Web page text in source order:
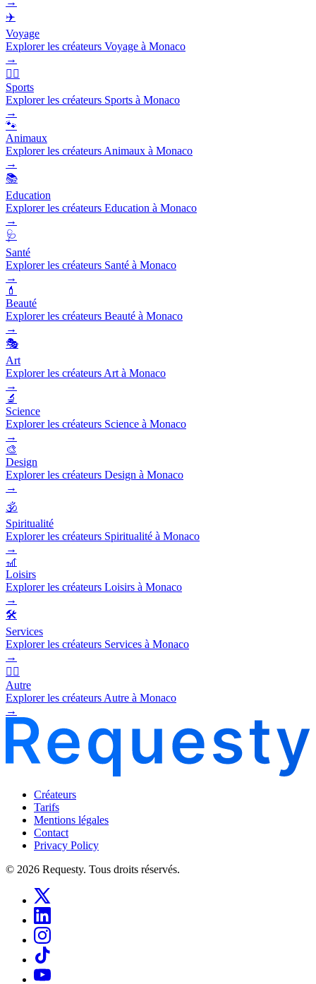
✈️
Voyage
Explorer les créateurs Voyage à Monaco
→
🏃‍♂️
Sports
Explorer les créateurs Sports à Monaco
→
🐾
Animaux
Explorer les créateurs Animaux à Monaco
→
📚
Education
Explorer les créateurs Education à Monaco
→
🩺
Santé
Explorer les créateurs Santé à Monaco
→
💄
Beauté
Explorer les créateurs Beauté à Monaco
→
🎭
Art
Explorer les créateurs Art à Monaco
→
🔬
Science
Explorer les créateurs Science à Monaco
→
🎨
Design
Explorer les créateurs Design à Monaco
→
🕉️
Spiritualité
Explorer les créateurs Spiritualité à Monaco
→
🎢
Loisirs
Explorer les créateurs Loisirs à Monaco
→
🛠️
Services
Explorer les créateurs Services à Monaco
→
🧜‍♂️
Autre
Explorer les créateurs Autre à Monaco
→
Créateurs
Tarifs
Mentions légales
Contact
Privacy Policy
© 2026 Requesty. Tous droits réservés.